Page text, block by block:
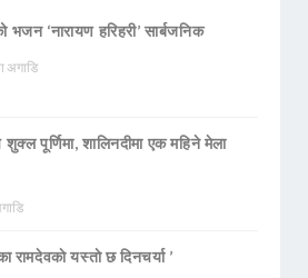
भजन ‘नारायण हरिहरी’ सार्बजनिक
अगाडि
पूर्णिमा, शालिनदीमा एक महिने मेला
रामदेवकाे यस्ताे छ दिनचर्या ’